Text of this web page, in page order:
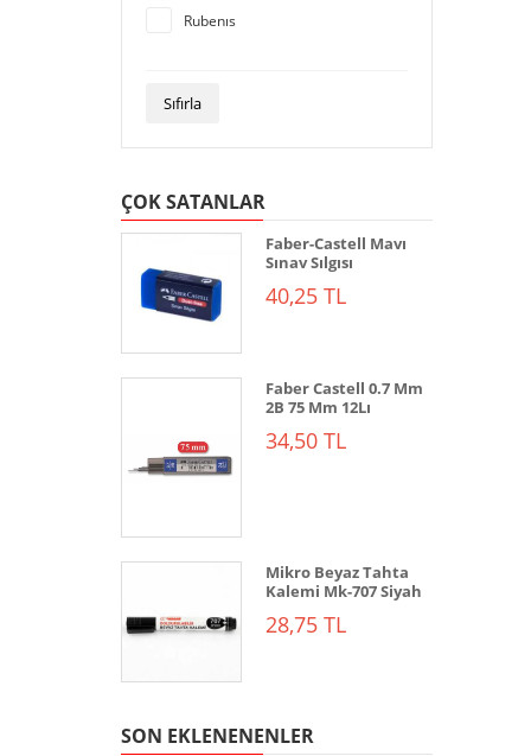
Rubenıs
Sıfırla
ÇOK SATANLAR
Faber-Castell Mavı
Sınav Sılgısı
40,25 TL
Faber Castell 0.7 Mm
2B 75 Mm 12Lı
34,50 TL
Mikro Beyaz Tahta
Kalemi Mk-707 Siyah
28,75 TL
SON EKLENENENLER